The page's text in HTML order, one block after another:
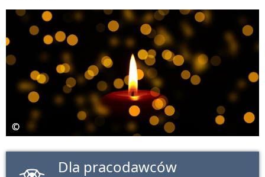
©
©
Dla pracodawców